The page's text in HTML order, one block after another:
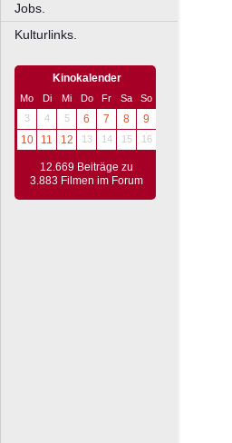
Jobs.
Kulturlinks.
Kinokalender
Mo Di Mi Do Fr Sa
So
3
4 5 6 7 8
9
10
11 12 13 14 15 16
12.669 Beiträge zu
3.883 Filmen im Forum